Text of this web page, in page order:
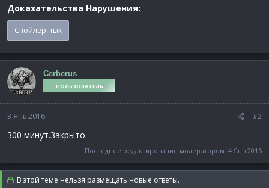
Доказательства Нарушения:
Спойлер: тык
Cerberus
ПОЛЬЗОВАТЕЛЬ
3 Янв 2016 #2
300 минут.Закрыто.
Последнее редактирование модератором: 4 Янв 2016
В этой теме нельзя размещать новые ответы.